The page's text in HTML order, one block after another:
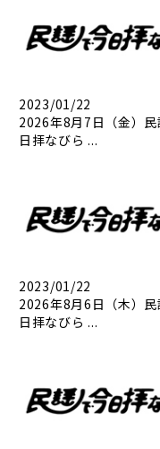
2023/01/22
2026年8月7日（金）民
日拝なびら ...
2023/01/22
2026年8月6日（木）民
日拝なびら ...